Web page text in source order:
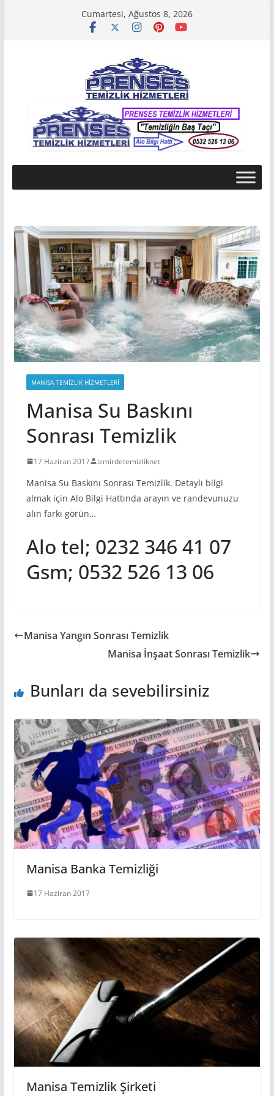
Cumartesi, Ağustos 8, 2026
MANISA TEMIZLIK HIZMETLERI
Manisa Su Baskını
Sonrası Temizlik
17 Haziran 2017 izmirdetemizliknet
Manisa Su Baskını Sonrası Temizlik. Detaylı bilgi
almak için Alo Bilgi Hattında arayın ve randevunuzu
alın farkı görün…
Alo tel; 0232 346 41 07
Gsm; 0532 526 13 06
Manisa Yangın Sonrası Temizlik
Manisa İnşaat Sonrası Temizlik
Bunları da sevebilirsiniz
Manisa Banka Temizliği
17 Haziran 2017
Manisa Temizlik Şirketi